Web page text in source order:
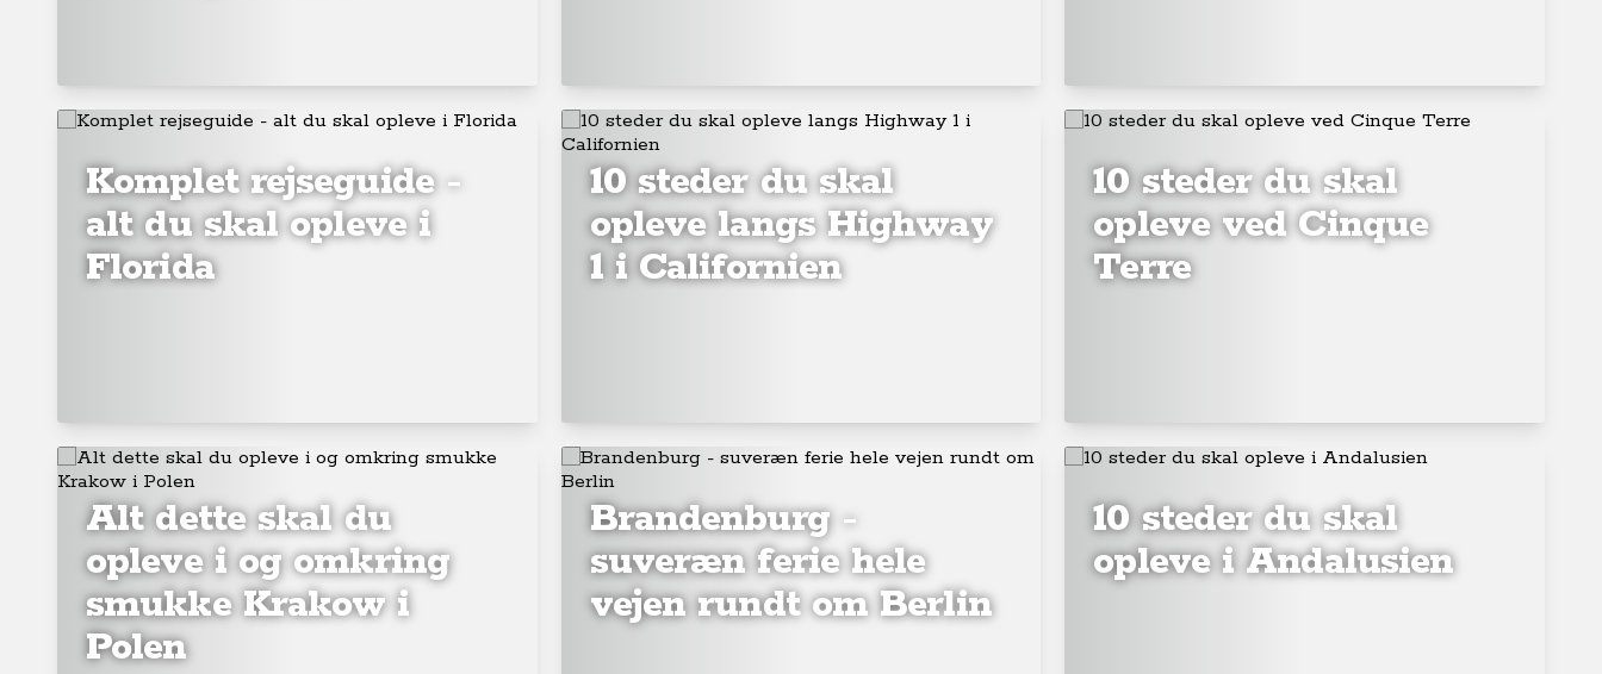
Komplet rejseguide -
alt du skal opleve i
Florida
10 steder du skal
opleve langs Highway
1 i Californien
10 steder du skal
opleve ved Cinque
Terre
Alt dette skal du
opleve i og omkring
smukke Krakow i
Polen
Brandenburg -
suveræn ferie hele
vejen rundt om Berlin
10 steder du skal
opleve i Andalusien